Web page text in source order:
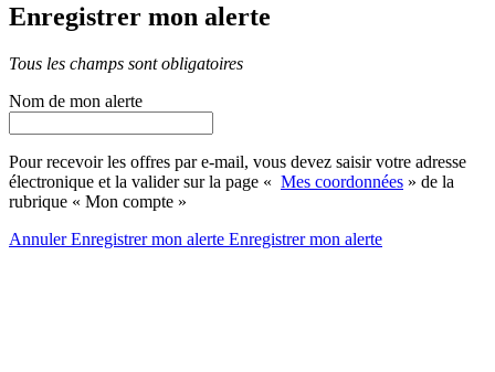
Enregistrer mon alerte
Tous les champs sont obligatoires
Nom de mon alerte
Pour recevoir les offres par e-mail, vous devez saisir votre adresse
électronique et la valider sur la page « Mes coordonnées » de la
rubrique « Mon compte »
AnnulerEnregistrer mon alerte Enregistrermon alerte